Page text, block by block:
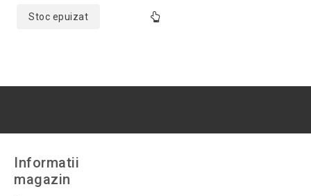
Stoc epuizat
Informatii
magazin